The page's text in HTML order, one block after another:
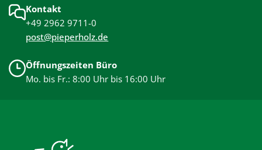
Kontakt
+49 2962 9711-0
post@pieperholz.de
Öffnungszeiten Büro
Mo. bis Fr.: 8:00 Uhr bis 16:00 Uhr